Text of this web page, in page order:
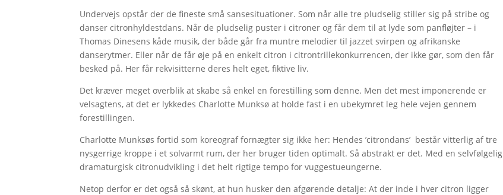
Undervejs opstår der de fineste små sansesituationer. Som når alle tre pludselig stiller sig på stribe og
danser citronhyldestdans. Når de pludselig puster i citroner og får dem til at lyde som panfløjter – i
Thomas Dinesens kåde musik, der både går fra muntre melodier til jazzet svirpen og afrikanske
danserytmer. Eller når de får øje på en enkelt citron i citrontrillekonkurrencen, der ikke gør, som den får
besked på. Her får rekvisitterne deres helt eget, fiktive liv.
Det kræver meget overblik at skabe så enkel en forestilling som denne. Men det mest imponerende er
velsagtens, at det er lykkedes Charlotte Munksø at holde fast i en ubekymret leg hele vejen gennem
forestillingen.
Charlotte Munksøs fortid som koreograf fornægter sig ikke her: Hendes ’citrondans’ består vitterlig af tre
nysgerrige kroppe i et solvarmt rum, der her bruger tiden optimalt. Så abstrakt er det. Med en selvfølgelig
dramaturgisk citronudvikling i det helt rigtige tempo for vuggestueungerne.
Netop derfor er det også så skønt, at hun husker den afgørende detalje: At der inde i hver citron ligger